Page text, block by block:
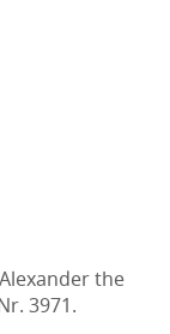
the
3971.